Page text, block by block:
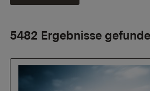
5482 Ergebnisse